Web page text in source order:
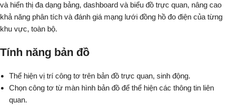
và hiển thị đa dạng bảng, dashboard và biểu đồ trực quan, nâng cao
khả năng phân tích và đánh giá mạng lưới đồng hồ đo điện của từng
khu vực, toàn bộ.
Tính năng bản đồ
Thể hiện vị trí công tơ trên bản đồ trực quan, sinh động.
Chọn công tơ từ màn hình bản đồ để thể hiện các thông tin liên
quan.